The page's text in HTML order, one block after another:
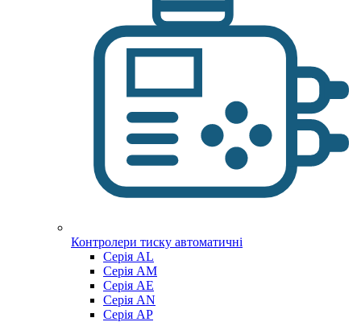
Контролери тиску автоматичні
Cерія AL
Cерія AM
Серія AE
Серія AN
Серія AP